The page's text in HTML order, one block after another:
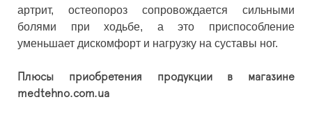
артрит, остеопороз сопровождается сильными
болями при ходьбе, а это приспособление
уменьшает дискомфорт и нагрузку на суставы ног.
Плюсы приобретения продукции в магазине
medtehno.com.ua